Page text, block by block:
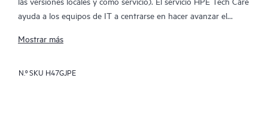
ayuda a los equipos de IT a centrarse en hacer avanzar el
las cosas, en lugar de tener que dedicarse tan solo a reaccionar
Mostrar más
N.º SKU H47GJPE